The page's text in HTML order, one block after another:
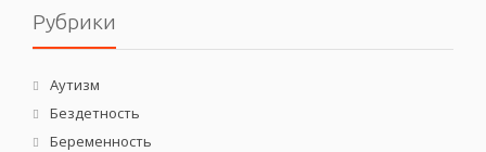
Рубрики
Аутизм
Бездетность
Беременность